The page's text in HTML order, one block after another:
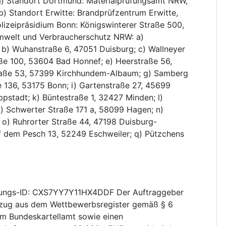
Standort Erwitte: Brandprüfzentrum Erwitte,
Bonn: Königswinterer Straße 500,
und Verbraucherschutz NRW: a)
Wuhanstraße 6, 47051 Duisburg; c) Wallneyer
100, 53604 Bad Honnef; e) Heerstraße 56,
53, 57399 Kirchhundem-Albaum; g) Samberg
53175 Bonn; i) Gartenstraße 27, 45699
k) Büntestraße 1, 32427 Minden; l)
Schwerter Straße 171 a, 58099 Hagen; n)
Ruhrorter Straße 44, 47198 Duisburg-
Pesch 13, 52249 Eschweiler; q) Pützchens
ID: CXS7YY7Y11HX4DDF Der Auftraggeber
aus dem Wettbewerbsregister gemäß § 6
Bundeskartellamt sowie einen